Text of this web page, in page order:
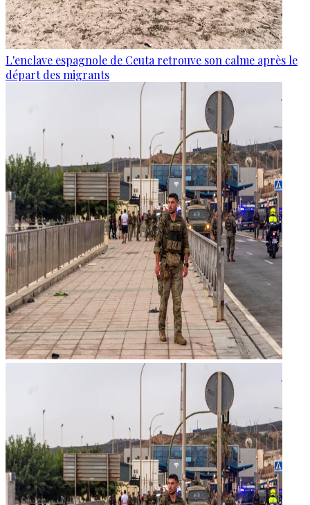
L'enclave espagnole de Ceuta retrouve son calme après le
départ des migrants